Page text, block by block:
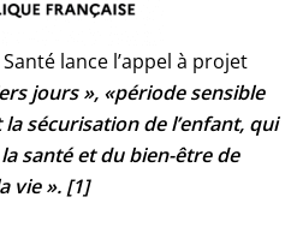
lance l’appel à projet
jours », «période sensible
sécurisation de l’enfant, qui
santé et du bien-être de
vie ». [1]